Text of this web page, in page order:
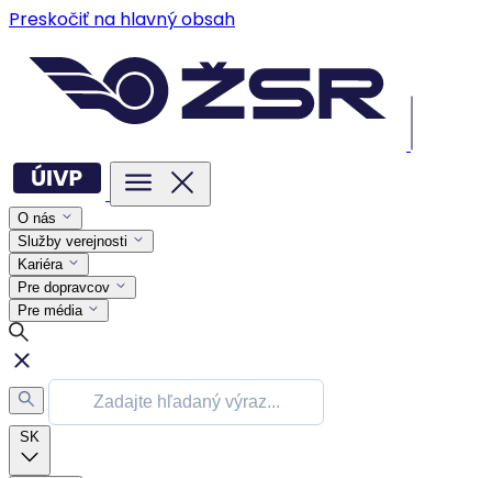
Preskočiť na hlavný obsah
O nás
Služby verejnosti
Kariéra
Pre dopravcov
Pre média
SK